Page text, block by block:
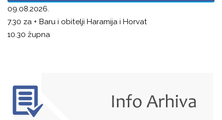
09.08.2026.
7.30 za + Baru i obitelji Haramija i Horvat
10.30 župna